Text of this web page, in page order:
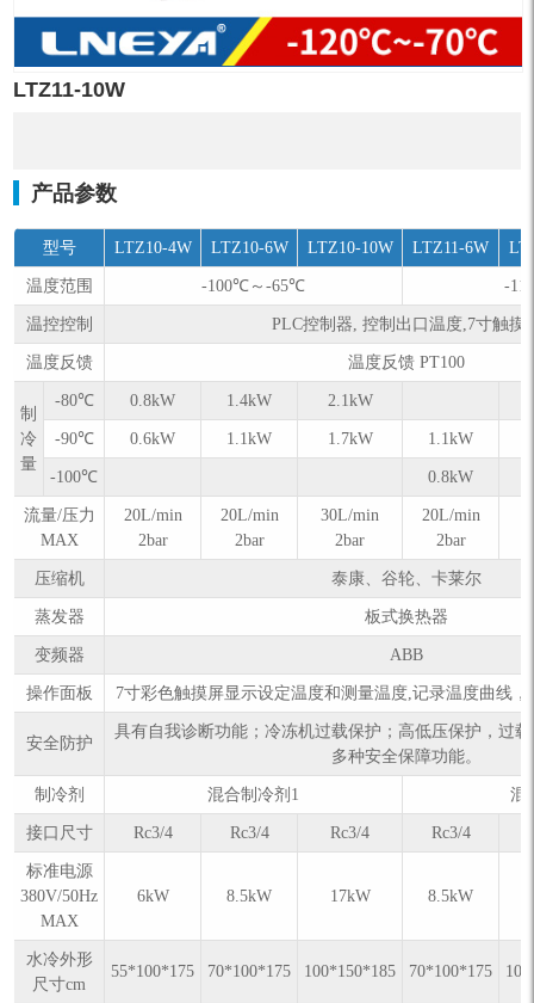
LTZ11-10W
产品参数
型号 LTZ10-4W LTZ10-6W LTZ10-10W LTZ11-6W
温度范围 -100℃～-65℃ -
温控控制 PLC控制器, 控制出口温度,7寸触摸
温度反馈 温度反馈 PT100
制
冷
量
-80℃ 0.8kW 1.4kW 2.1kW
-90℃ 0.6kW 1.1kW 1.7kW 1.1kW
-100℃ 0.8kW
流量/压力
MAX
20L/min
2bar
20L/min
2bar
30L/min
2bar
20L/min
2bar
压缩机 泰康、谷轮、卡莱尔
蒸发器 板式换热器
变频器 ABB
操作面板 7寸彩色触摸屏显示设定温度和测量温度,记录温度曲线，
安全防护
具有自我诊断功能；冷冻机过载保护；高低压保护，过
多种安全保障功能。
制冷剂 混合制冷剂1 混
接口尺寸 Rc3/4 Rc3/4 Rc3/4 Rc3/4
标准电源
380V/50Hz
MAX
6kW 8.5kW 17kW 8.5kW
水冷外形
尺寸cm
55*100*175 70*100*175 100*150*185 70*100*175